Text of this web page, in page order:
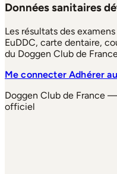
Données sanitaires
Les résultats des
EuDDC, carte dentaire,
du Doggen Club de
Me connecterAdhérer
Doggen Club de France
officiel